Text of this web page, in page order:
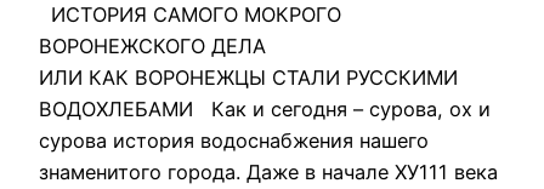
ИСТОРИЯ САМОГО МОКРОГО
ВОРОНЕЖСКОГО ДЕЛА
ИЛИ КАК ВОРОНЕЖЦЫ СТАЛИ РУССКИМИ
ВОДОХЛЕБАМИ Как и сегодня – сурова, ох и
сурова история водоснабжения нашего
знаменитого города. Даже в начале ХУ111 века